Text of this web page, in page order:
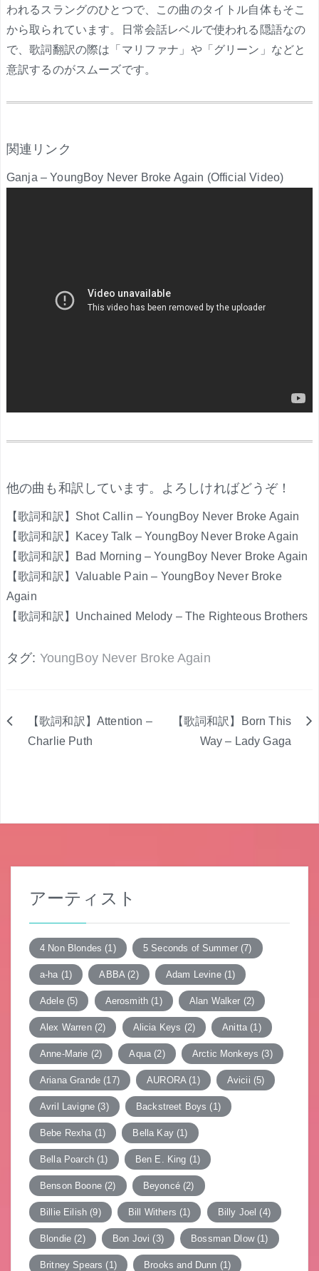
われるスラングのひとつで、この曲のタイトル自体もそこ
から取られています。日常会話レベルで使われる隠語なの
で、歌詞翻訳の際は「マリファナ」や「グリーン」などと
意訳するのがスムーズです。
関連リンク
Ganja – YoungBoy Never Broke Again (Official Video)
他の曲も和訳しています。よろしければどうぞ！
【歌詞和訳】Shot Callin – YoungBoy Never Broke Again
【歌詞和訳】Kacey Talk – YoungBoy Never Broke Again
【歌詞和訳】Bad Morning – YoungBoy Never Broke Again
【歌詞和訳】Valuable Pain – YoungBoy Never Broke
Again
【歌詞和訳】Unchained Melody – The Righteous Brothers
タグ: YoungBoy Never Broke Again
ビ
【歌詞和訳】Attention –
Charlie Puth
【歌詞和訳】Born This
Way – Lady Gaga
アーティスト
4 Non Blondes (1) 5 Seconds of Summer(7)
a-ha (1) ABBA(2) Adam Levine(1)
Adele(5) Aerosmith (1) Alan Walker (2)
Alex Warren(2) Alicia Keys (2) Anitta (1)
Anne-Marie (2) Aqua (2) Arctic Monkeys (3)
Ariana Grande (17) AURORA(1) Avicii (5)
Avril Lavigne (3) Backstreet Boys (1)
Bebe Rexha (1) Bella Kay(1)
Bella Poarch(1) Ben E. King (1)
Benson Boone(2) Beyoncé(2)
Billie Eilish (9) Bill Withers (1) Billy Joel (4)
Blondie (2) Bon Jovi (3) Bossman Dlow(1)
Britney Spears (1) Brooks and Dunn (1)